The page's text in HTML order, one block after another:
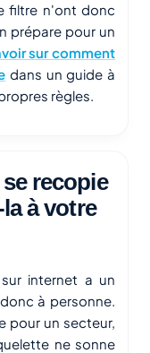
filtre n'ont donc
prépare pour un
sur comment
dans un guide à
règles.
recopie
à votre
internet a un
à personne.
pour un secteur,
ne sonne